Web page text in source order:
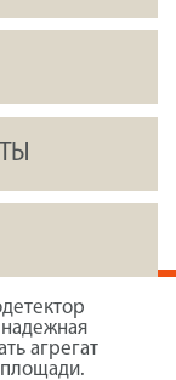
агрегат